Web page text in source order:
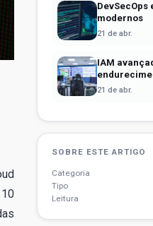
DevSecOps
modernos
21 de abr.
IAM
operacional
21 de abr.
SOBRE ESTE ARTIGO
Categoria
Tipo
Leitura